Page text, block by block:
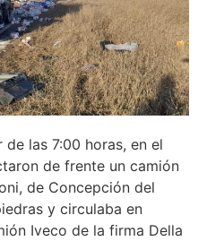
las 7:00 horas, en el
de frente un camión
de Concepción del
y circulaba en
Iveco de la firma Della